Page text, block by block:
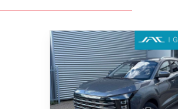
517057562
Rafał Szewczyk